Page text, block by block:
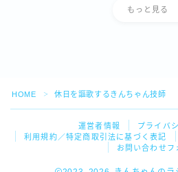
もっと見る
HOME ＞ 休日を謳歌するきんちゃん技師
運営者情報
プライバ
利用規約／特定商取引法に基づく表記
お問い合わせフ